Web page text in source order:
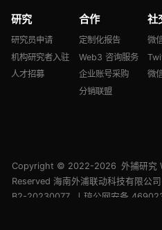
研究
研究员申请
机构研究者入驻
人才招募
合作
定制化报告
Web3 咨询服务
企业账号采购
分销联盟
社
微
微
Copyright © 2022-2026 外捕研究
Reserved 海南外浦联动科技有限公
B2-20230077
丨琼公网安备